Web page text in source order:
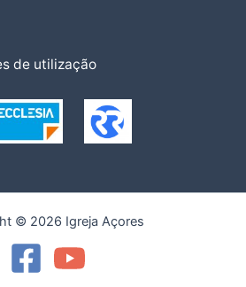
de utilização
© 2026 Igreja Açores